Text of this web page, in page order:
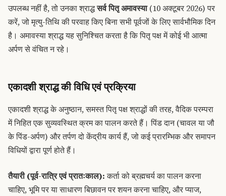
उपलब्ध नहीं है, तो उनका श्राद्धसर्व पितृ अमावस्या(10 अक्टूबर 2026) पर
करें, जो मृत्यु-तिथि की परवाह किए बिना सभी पूर्वजों के लिए सार्वभौमिक दिन
है। अमावस्या श्राद्ध यह सुनिश्चित करता है कि पितृ पक्ष में कोई भी आत्मा
अर्पण से वंचित न रहे।
एकादशी श्राद्ध की विधि एवं प्रक्रिया
एकादशी श्राद्ध के अनुष्ठान, समस्त पितृ पक्ष श्राद्धों की तरह, वैदिक परम्परा
में निहित एक सुव्यवस्थित क्रम का पालन करते हैं। पिंड दान (चावल या जौ
के पिंड-अर्पण) और तर्पण दो केंद्रीय कार्य हैं, जो कई प्रारम्भिक और समापन
विधियों द्वारा पूर्ण होते हैं।
तैयारी (पूर्व-रात्रि एवं प्रातःकाल):कर्ता को ब्रह्मचर्य का पालन करना
चाहिए, भूमि पर या साधारण बिछावन पर शयन करना चाहिए, और प्याज,